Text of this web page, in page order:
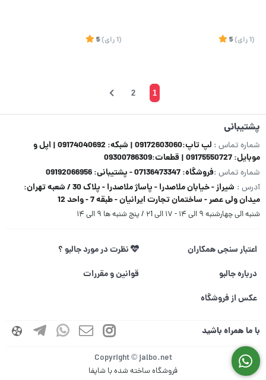
(1 رای)
5
(1 رای)
5
1
2
پشتیبانی
شماره تماس :
لپ تاپ:09172603060 | شبکه: 09174040692 | اپل و
موبایل: 09175550727 | قطعات:09300786309
شماره تماس :فروشگاه: 07136473347 - پشتیبانی: 09192066956
آدرس :
شیراز - خیابان ملاصدرا - پاساژ ملاصدرا - پلاک 30 / شعبه تهران:
میدان ولی عصر - ساختمان تجارت ایرانیان - طبقه 7 - واحد 12
شنبه الی چهارشنبه ۹ الی ۱۴ - ۱۷ الی ۲1 / پنج شنبه ها ۹ الی ۱۴
اعتبار سنجی همکاران
نظرت در مورد جالبو ؟
درباره جالبو
قوانین و مقررات
عکس از فروشگاه
با ما همراه باشید
Copyright © jalbo.net
فروشگاه ساخته شده با شاپفا